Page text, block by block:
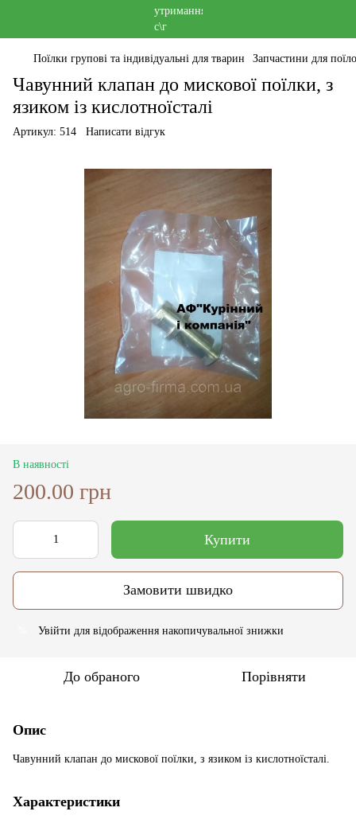
Поїлки групові та індивідуальні для тварин Запчастини для
Чавунний клапан до мискової поїлки, з
язиком із кислотноїсталі
Артикул: 514 Написати відгук
В наявності
200.00 грн
Купити
Замовити швидко
Увійти для відображення накопичувальної знижки
До обраного Порівняти
Опис
Чавунний клапан до мискової поїлки, з язиком із кислотноїсталі.
Характеристики